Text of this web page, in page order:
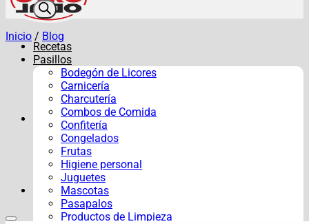
Recetas
Pasillos
Bodegón de Licores
Carnicería
Charcutería
Combos de Comida
Confitería
Congelados
Frutas
Higiene personal
Juguetes
Mascotas
Pasapalos
Productos de Limpieza
Inicio / Blog